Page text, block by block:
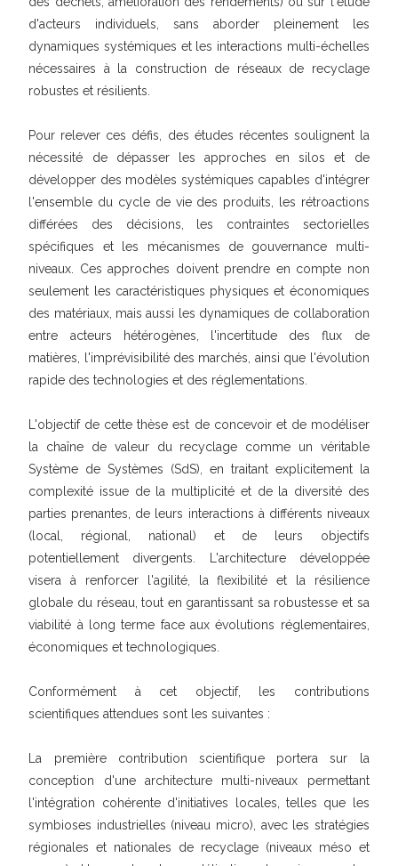
d'acteurs individuels, sans aborder pleinement les
dynamiques systémiques et les interactions multi-échelles
nécessaires à la construction de réseaux de recyclage
robustes et résilients.
Pour relever ces défis, des études récentes soulignent la
nécessité de dépasser les approches en silos et de
développer des modèles systémiques capables d'intégrer
l'ensemble du cycle de vie des produits, les rétroactions
différées des décisions, les contraintes sectorielles
spécifiques et les mécanismes de gouvernance multi-
niveaux. Ces approches doivent prendre en compte non
seulement les caractéristiques physiques et économiques
des matériaux, mais aussi les dynamiques de collaboration
entre acteurs hétérogènes, l'incertitude des flux de
matières, l'imprévisibilité des marchés, ainsi que l'évolution
rapide des technologies et des réglementations.
L'objectif de cette thèse est de concevoir et de modéliser
la chaîne de valeur du recyclage comme un véritable
Système de Systèmes (SdS), en traitant explicitement la
complexité issue de la multiplicité et de la diversité des
parties prenantes, de leurs interactions à différents niveaux
(local, régional, national) et de leurs objectifs
potentiellement divergents. L'architecture développée
visera à renforcer l'agilité, la flexibilité et la résilience
globale du réseau, tout en garantissant sa robustesse et sa
viabilité à long terme face aux évolutions réglementaires,
économiques et technologiques.
Conformément à cet objectif, les contributions
scientifiques attendues sont les suivantes :
La première contribution scientifique portera sur la
conception d'une architecture multi-niveaux permettant
l'intégration cohérente d'initiatives locales, telles que les
symbioses industrielles (niveau micro), avec les stratégies
régionales et nationales de recyclage (niveaux méso et